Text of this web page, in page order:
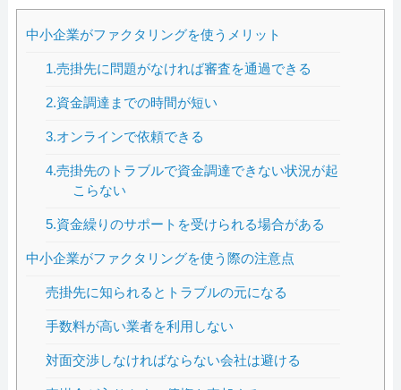
中小企業がファクタリングを使うメリット
1.売掛先に問題がなければ審査を通過できる
2.資金調達までの時間が短い
3.オンラインで依頼できる
4.売掛先のトラブルで資金調達できない状況が起
こらない
5.資金繰りのサポートを受けられる場合がある
中小企業がファクタリングを使う際の注意点
売掛先に知られるとトラブルの元になる
手数料が高い業者を利用しない
対面交渉しなければならない会社は避ける